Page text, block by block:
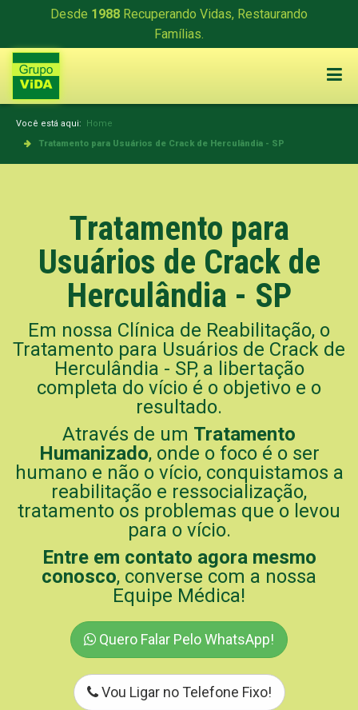
Desde 1988 Recuperando Vidas, Restaurando
Famílias.
Você está aqui: Home
Tratamento para Usuários de Crack de Herculândia - SP
Tratamento para
Usuários de Crack de
Herculândia - SP
Em nossa Clínica de Reabilitação, o
Tratamento para Usuários de Crack de
Herculândia - SP, a libertação
completa do vício é o objetivo e o
resultado.
Através de um Tratamento
Humanizado, onde o foco é o ser
humano e não o vício, conquistamos a
reabilitação e ressocialização,
tratamento os problemas que o levou
para o vício.
Entre em contato agora mesmo
conosco, converse com a nossa
Equipe Médica!
Quero Falar Pelo WhatsApp!
Vou Ligar no Telefone Fixo!